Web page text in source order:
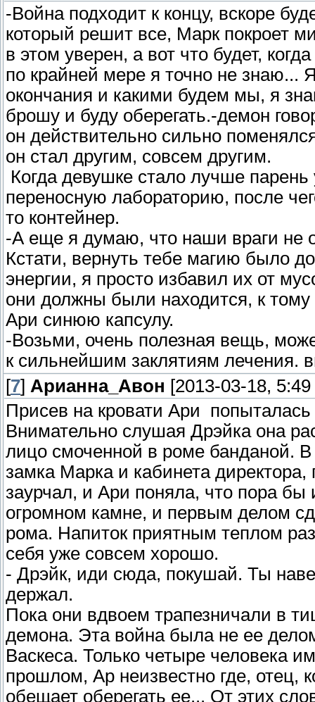
-Война подходит к концу, вскоре
который решит все, Марк покроет
в этом уверен, а вот что будет,
по крайней мере я точно не знаю...
окончания и какими будем мы, я
брошу и буду оберегать.-демон
он действительно сильно
он стал другим, совсем другим.
Когда девушке стало лучше
переносную лабораторию, после
то контейнер.
-А еще я думаю, что наши враги не
Кстати, вернуть тебе магию было
энергии, я просто избавил их от
они должны были находится, к
Ари синюю капсулу.
-Возьми, очень полезная вещь,
к сильнейшим заклятиям лечения.
[7] Арианна_Авон [2013-03-18,
Присев на кровати Ари попыталась
Внимательно слушая Дрэйка она
лицо смоченной в роме банданой.
замка Марка и кабинета
заурчал, и Ари поняла, что пора
огромном камне, и первым делом
рома. Напиток приятным теплом
себя уже совсем хорошо.
- Дрэйк, иди сюда, покушай. Ты
держал.
Пока они вдвоем трапезничали в
демона. Эта война была не ее
Васкеса. Только четыре человека
прошлом, Ар неизвестно где, отец,
обещает оберегать ее... От этих